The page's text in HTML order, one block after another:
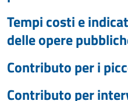
Tempi costi e
delle opere
Contributo per i
Contributo per